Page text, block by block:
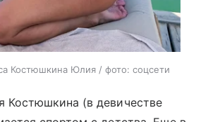
Костюшкина Юлия / фото: соцсети
(в девичестве